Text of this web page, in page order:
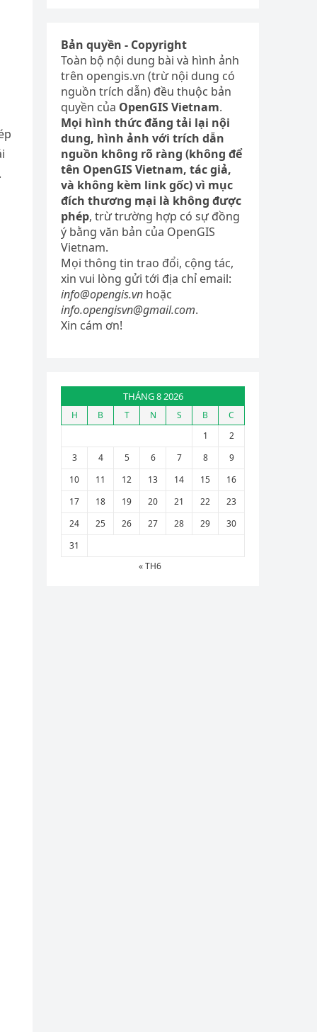
Bản quyền - Copyright
Toàn bộ nội dung bài và hình ảnh
trên opengis.vn (trừ nội dung có
nguồn trích dẫn) đều thuộc bản
quyền của OpenGIS Vietnam.
Mọi hình thức đăng tải lại nội
dung, hình ảnh với trích dẫn
nguồn không rõ ràng (không để
tên OpenGIS Vietnam, tác giả,
và không kèm link gốc) vì mục
đích thương mại là không được
phép, trừ trường hợp có sự đồng
ý bằng văn bản của OpenGIS
Vietnam.
Mọi thông tin trao đổi, cộng tác,
xin vui lòng gửi tới địa chỉ email:
info@opengis.vn hoặc
info.opengisvn@gmail.com.
Xin cám ơn!
THÁNG 8 2026
H B T N S B
C
1
2
3
4 5 6 7 8
9
10
11 12 13 14 15
16
17
18 19 20 21 22
23
24
25 26 27 28 29
30
31
« TH6